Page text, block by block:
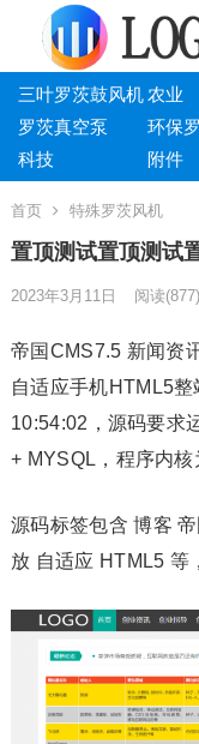
三叶罗茨鼓风机农业
罗茨真空泵
环保
科技
附件
首页 特殊罗茨风机
置顶测试置顶测试
2023年3月11日 阅读(877)
帝国CMS7.5 新闻资
自适应手机HTML5
10:54:02，源码要求
+ MYSQL，程序内核
源码标签包含 博客
放 自适应 HTML5 等